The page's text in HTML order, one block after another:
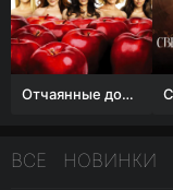
Отчаянные домохозяйки (1 сезон)
ВСЕ НОВИНКИ